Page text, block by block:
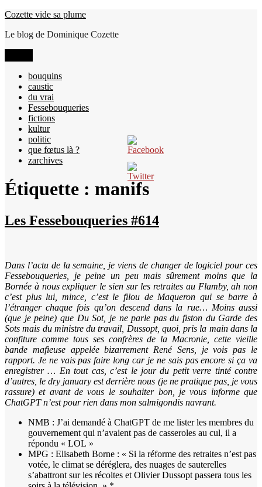
Aller
contenu
Cozette vide sa plume
Le blog de Dominique Cozette
bouquins
caustic
du vrai
Fessebouqueries
fictions
kultur
politic
que fœtus là ?
zarchives
Étiquette : manifs
Les Fessebouqueries #614
Dans l’actu de la semaine, je viens de changer de logiciel pour ces
Fessebouqueries, je peine un peu mais sûrement moins que la
Bornée à nous expliquer le sien sur les retraites au Flamby, ah non
c’est plus lui, mince, c’est le filou de Maqueron qui se barre à
l’étranger chaque fois qu’on descend dans la rue… Moins aussi
(que je peine) que Du Sot, je ne parle pas du fiston du Garde des
Sots mais du ministre du travail, Dussopt, quoi, pris la main dans la
confiture comme tous ses confrères de la Macronie, cette vieille
bande mafieuse appelée bizarrement René Sens, je vois pas le
rapport. Je ne vais pas faire long car je ne sais pas encore si ça va
enregistrer … En tout cas, c’est le jour du petit verre tinté contre
d’autres, le dry january est derrière nous (je ne pratique pas, je vous
rassure) et avant de vous le souhaiter bon, je vous informe que
ChatGPT n’est pour rien dans mon salmigondis navrant.
NMB : J’ai demandé à ChatGPT de me lister les membres du
gouvernement qui n’avaient pas de casseroles au cul, il a
répondu « LOL »
MPG : Elisabeth Borne : « Si la réforme des retraites n’est pas
votée, le climat se déréglera, des nuages de sauterelles
s’abattront sur les récoltes et Olivier Dussopt passera tous les